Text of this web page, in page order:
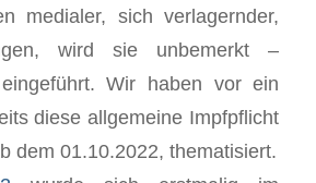
medialer, sich verlagernder,
wird sie unbemerkt –
Wir haben vor ein
diese allgemeine Impfpflicht
dem 01.10.2022, thematisiert.